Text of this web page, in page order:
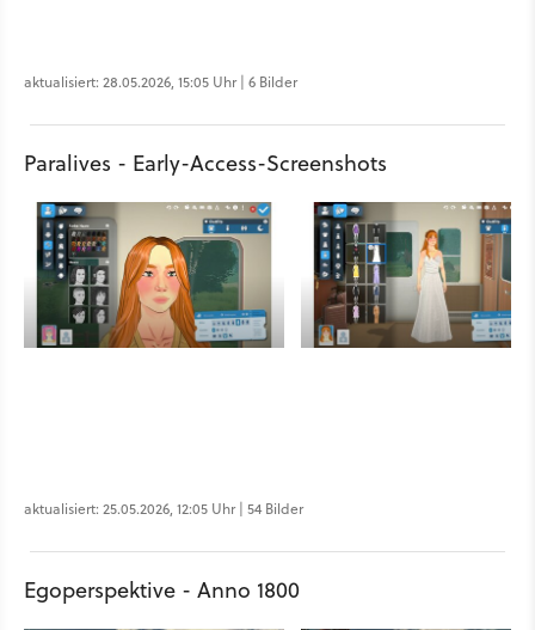
aktualisiert: 28.05.2026, 15:05 Uhr | 6 Bilder
Paralives - Early-Access-Screenshots
aktualisiert: 25.05.2026, 12:05 Uhr | 54 Bilder
Egoperspektive - Anno 1800